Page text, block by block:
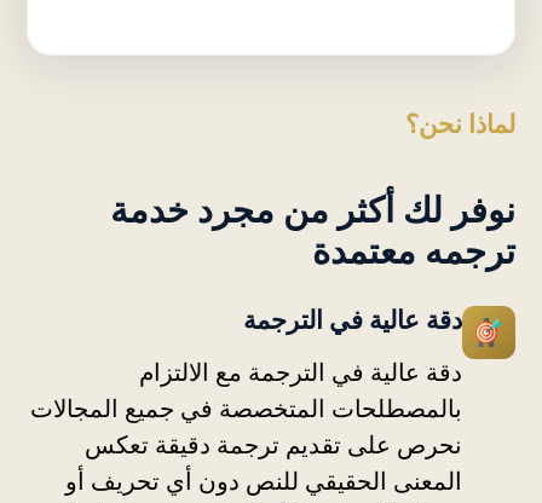
لماذا نحن؟
نوفر لك أكثر من مجرد خدمة
ترجمه معتمدة
دقة عالية في الترجمة
دقة عالية في الترجمة مع الالتزام
بالمصطلحات المتخصصة في جميع المجالات
نحرص على تقديم ترجمة دقيقة تعكس
المعنى الحقيقي للنص دون أي تحريف أو